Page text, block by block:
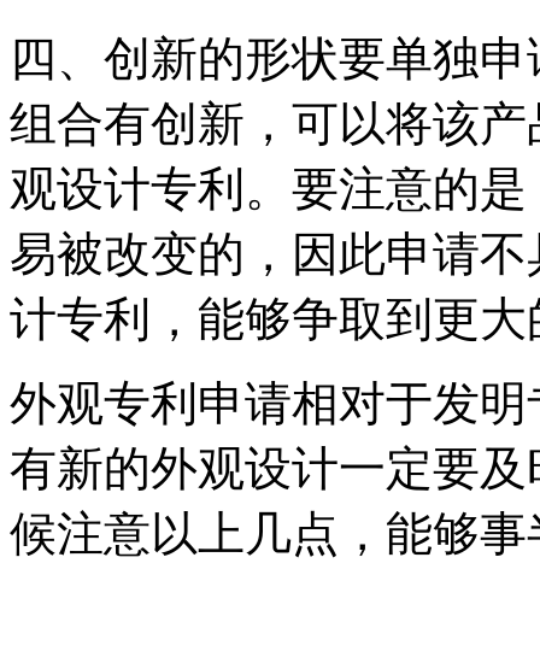
四、创新的形状要单独
组合有创新，可以将该
观设计专利。要注意的
易被改变的，因此申请
计专利，能够争取到更
外观专利申请相对于发
有新的外观设计一定要
候注意以上几点，能够